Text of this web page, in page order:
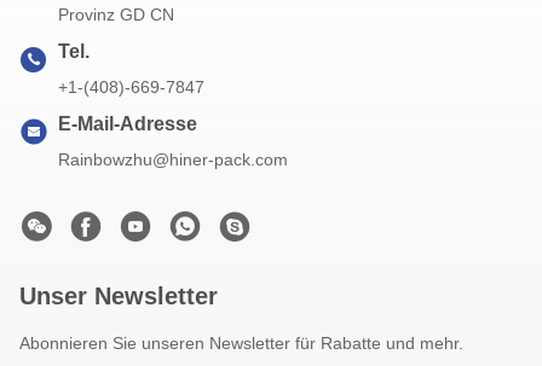
Provinz GD CN
Tel.
+1-(408)-669-7847
E-Mail-Adresse
Rainbowzhu@hiner-pack.com
Unser Newsletter
Abonnieren Sie unseren Newsletter für Rabatte und mehr.